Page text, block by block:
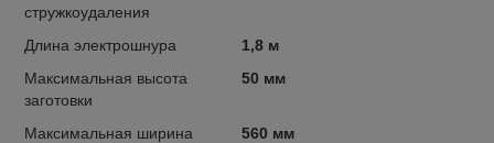
стружкоудаления
Длина электрошнура
1,8 м
Максимальная высота
заготовки
50 мм
Максимальная ширина
560 мм